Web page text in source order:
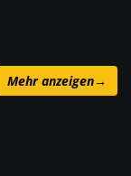
Mehr anzeigen→